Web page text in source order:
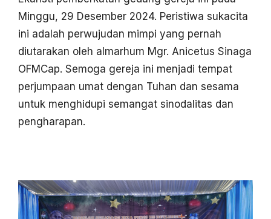
Minggu, 29 Desember 2024. Peristiwa sukacita
ini adalah perwujudan mimpi yang pernah
diutarakan oleh almarhum Mgr. Anicetus Sinaga
OFMCap. Semoga gereja ini menjadi tempat
perjumpaan umat dengan Tuhan dan sesama
untuk menghidupi semangat sinodalitas dan
pengharapan.